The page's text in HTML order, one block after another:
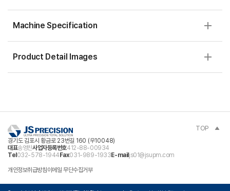
Machine Specification
Product Detail Images
경기도 김포시 황금로 23번길 160 (우10048)
대표송영찬사업자등록번호412-88-00934
Tel032-578-1944Fax031-989-1933E-mailjs01@jsupm.com
TOP
개인정보취급방침이메일 무단수집거부